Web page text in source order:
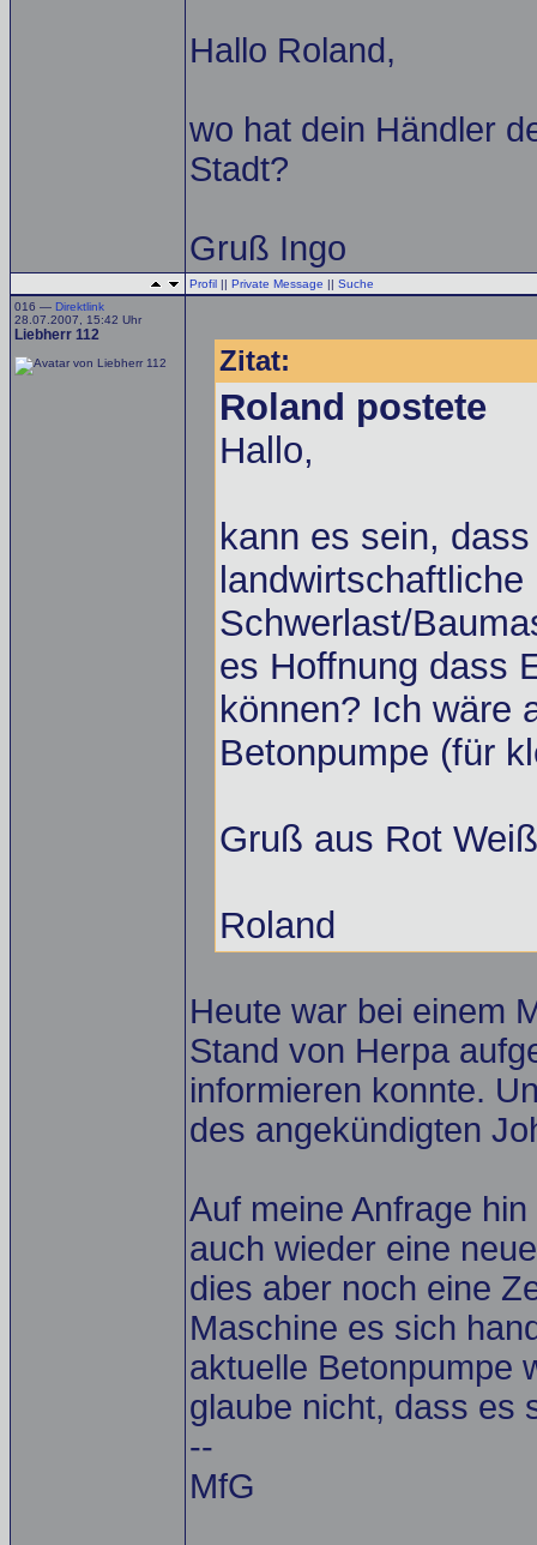
Hallo Roland,
wo hat dein Händler
Stadt?
Gruß Ingo
Profil || Private Message || Suche
016 — Direktlink
28.07.2007, 15:42 Uhr
Liebherr 112
Zitat:
Roland postete
Hallo,
kann es sein,
Schwerlast/
es Hoffnung dass
können? Ich wäre
Betonpumpe (für
Gruß aus Rot
Roland
Heute war bei einem
Stand von Herpa
informieren konnte.
des angekündigten
Auf meine Anfrage
auch wieder eine
dies aber noch eine
Maschine es sich
aktuelle Betonpumpe
glaube nicht, dass es
--
MfG